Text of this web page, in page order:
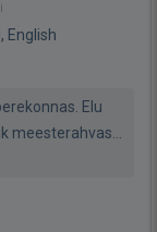
English
Elu
meesterahvas...